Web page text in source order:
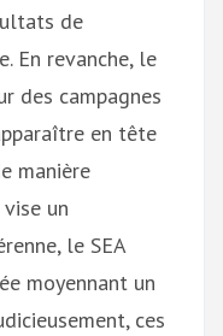
de
En revanche, le
des campagnes
en tête
manière
un
le SEA
moyennant un
ces